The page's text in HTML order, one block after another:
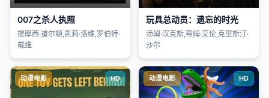
007之杀人执照
提摩西·道尔顿,凯莉·洛维,罗伯特·
戴维
玩具总动员：遗忘的时光
汤姆·汉克斯,蒂姆·艾伦,克里斯汀·
沙尔
动漫电影 HD 动漫电影 HD